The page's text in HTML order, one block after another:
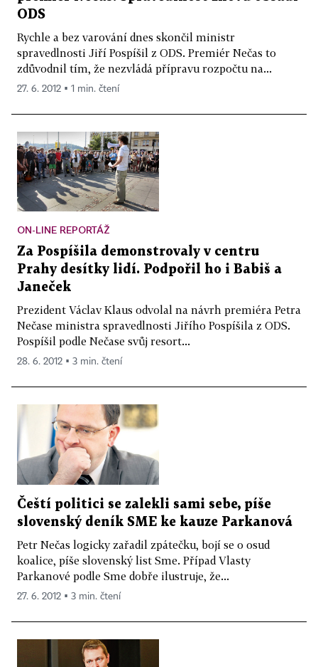
ODS
Rychle a bez varování dnes skončil ministr
spravedlnosti Jiří Pospíšil z ODS. Premiér Nečas to
zdůvodnil tím, že nezvládá přípravu rozpočtu na...
27. 6. 2012 ▪ 1 min. čtení
ON-LINE REPORTÁŽ
Za Pospíšila demonstrovaly v centru
Prahy desítky lidí. Podpořil ho i Babiš a
Janeček
Prezident Václav Klaus odvolal na návrh premiéra Petra
Nečase ministra spravedlnosti Jiřího Pospíšila z ODS.
Pospíšil podle Nečase svůj resort...
28. 6. 2012 ▪ 3 min. čtení
Čeští politici se zalekli sami sebe, píše
slovenský deník SME ke kauze Parkanová
Petr Nečas logicky zařadil zpátečku, bojí se o osud
koalice, píše slovenský list Sme. Případ Vlasty
Parkanové podle Sme dobře ilustruje, že...
27. 6. 2012 ▪ 3 min. čtení